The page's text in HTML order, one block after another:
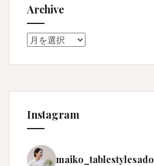
Archive
Archive
Instagram
maiko_tablestylesado